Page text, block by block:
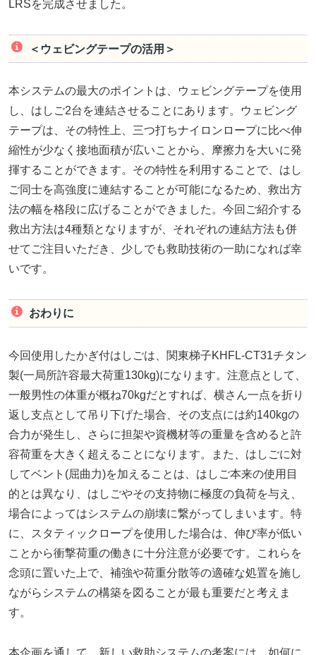
LRSを完成させました。
＜ウェビングテープの活用＞
本システムの最大のポイントは、ウェビングテープを使用
し、はしご2台を連結させることにあります。ウェビング
テープは、その特性上、三つ打ちナイロンロープに比べ伸
縮性が少なく接地面積が広いことから、摩擦力を大いに発
揮することができます。その特性を利用することで、はし
ご同士を高強度に連結することが可能になるため、救出方
法の幅を格段に広げることができました。今回ご紹介する
救出方法は4種類となりますが、それぞれの連結方法も併
せてご注目いただき、少しでも救助技術の一助になれば幸
いです。
おわりに
今回使用したかぎ付はしごは、関東梯子KHFL-CT31チタン
製(一局所許容最大荷重130kg)になります。注意点として、
一般男性の体重が概ね70kgだとすれば、横さん一点を折り
返し支点として吊り下げた場合、その支点には約140kgの
合力が発生し、さらに担架や資機材等の重量を含めると許
容荷重を大きく超えることになります。また、はしごに対
してベント(屈曲力)を加えることは、はしご本来の使用目
的とは異なり、はしごやその支持物に極度の負荷を与え、
場合によってはシステムの崩壊に繋がってしまいます。特
に、スタティックロープを使用した場合は、伸び率が低い
ことから衝撃荷重の働きに十分注意が必要です。これらを
念頭に置いた上で、補強や荷重分散等の適確な処置を施し
ながらシステムの構築を図ることが最も重要だと考えま
す。
本企画を通して、新しい救助システムの考案には、如何に